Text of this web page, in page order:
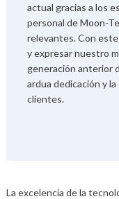
actual gracias a los
personal de Moon-
relevantes. Con
y expresar nuestro
generación anterior
ardua dedicación y
clientes.
La excelencia de la